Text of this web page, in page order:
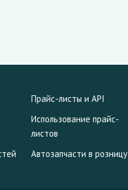
Прайс-листы и API
Использование прайс-
листов
Автозапчасти в розницу